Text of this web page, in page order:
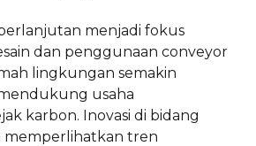
menjadi fokus
dan penggunaan conveyor
lingkungan semakin
usaha
karbon. Inovasi di bidang
memperlihatkan tren